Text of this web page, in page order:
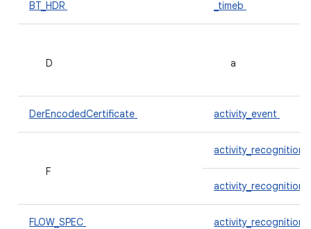
BT_HDR _timeb
D a
DerEncodedCertificate activity_event
F
FLOW_SPEC